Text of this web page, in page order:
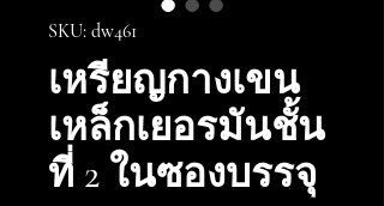
SKU: dw461
เหรียญกางเขน
เหล็กเยอรมันชั้น
ที่ 2 ในซองบรรจุ